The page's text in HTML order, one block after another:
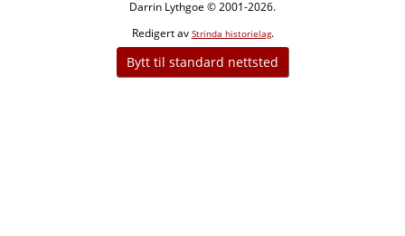
Darrin Lythgoe © 2001-2026.
Redigert av Strinda historielag.
Bytt til standard nettsted